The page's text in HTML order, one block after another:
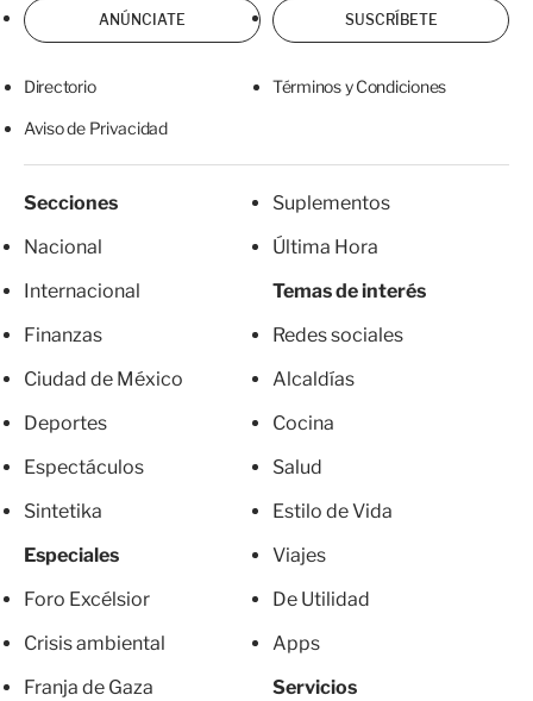
ANÚNCIATE SUSCRÍBETE
Directorio Términos y Condiciones
Aviso de Privacidad
Secciones
Nacional
Internacional
Finanzas
Ciudad de México
Deportes
Espectáculos
Sintetika
Especiales
Foro Excélsior
Crisis ambiental
Franja de Gaza
Suplementos
Última Hora
Temas de interés
Redes sociales
Alcaldías
Cocina
Salud
Estilo de Vida
Viajes
De Utilidad
Apps
Servicios